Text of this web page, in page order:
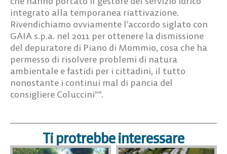
integrato alla temporanea riattivazione.
Rivendichiamo ovviamente l’accordo siglato con
GAIA s.p.a. nel 2011 per ottenere la dismissione
del depuratore di Piano di Mommio, cosa che ha
permesso di risolvere problemi di natura
ambientale e fastidi per i cittadini, il tutto
nonostante i continui mal di pancia del
consigliere Coluccini””.
Ti protrebbe interessare